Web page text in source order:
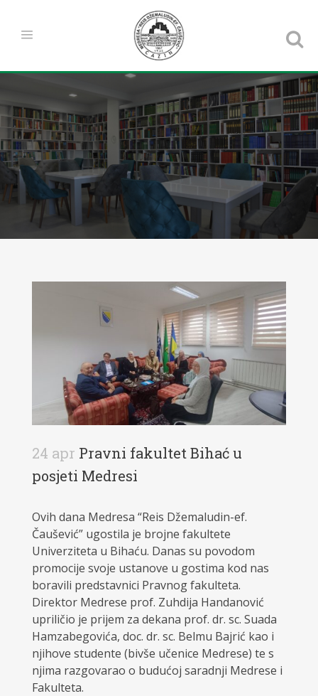
24 apr Pravni fakultet Bihać u
posjeti Medresi
Ovih dana Medresa “Reis Džemaludin-ef.
Čaušević” ugostila je brojne fakultete
Univerziteta u Bihaću. Danas su povodom
promocije svoje ustanove u gostima kod nas
boravili predstavnici Pravnog fakulteta.
Direktor Medrese prof. Zuhdija Handanović
upriličio je prijem za dekana prof. dr. sc. Suada
Hamzabegovića, doc. dr. sc. Belmu Bajrić kao i
njihove studente (bivše učenice Medrese) te s
njima razgovarao o budućoj saradnji Medrese i
Fakulteta.